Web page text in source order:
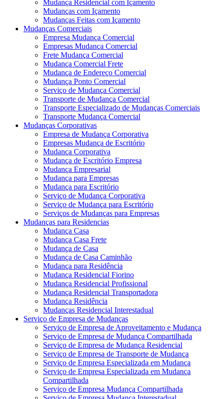
Mudança Residencial com Içamento
Mudanças com Içamento
Mudanças Feitas com Içamento
Mudanças Comerciais
Empresa Mudança Comercial
Empresas Mudança Comercial
Frete Mudança Comercial
Mudança Comercial Frete
Mudança de Endereço Comercial
Mudança Ponto Comercial
Serviço de Mudança Comercial
Transporte de Mudança Comercial
Transporte Especializado de Mudanças Comerciais
Transporte Mudança Comercial
Mudanças Corporativas
Empresa de Mudança Corporativa
Empresas Mudança de Escritório
Mudança Corporativa
Mudança de Escritório Empresa
Mudança Empresarial
Mudança para Empresas
Mudança para Escritório
Serviço de Mudança Corporativa
Serviço de Mudança para Escritório
Serviços de Mudanças para Empresas
Mudanças para Residencias
Mudança Casa
Mudança Casa Frete
Mudança de Casa
Mudança de Casa Caminhão
Mudança para Residência
Mudança Residencial Fiorino
Mudança Residencial Profissional
Mudança Residencial Transportadora
Mudança Residência
Mudanças Residencial Interestadual
Serviço de Empresa de Mudanças
Serviço de Empresa de Aproveitamento e Mudança
Serviço de Empresa de Mudança Compartilhada
Serviço de Empresa de Mudança Residencial
Serviço de Empresa de Transporte de Mudança
Serviço de Empresa Especializada em Mudança
Serviço de Empresa Especializada em Mudança
Compartilhada
Serviço de Empresa Mudança Compartilhada